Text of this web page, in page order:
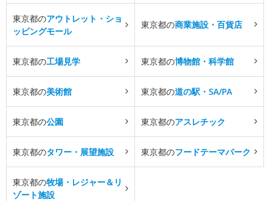
東京都のアウトレット・ショ
ッピングモール
東京都の商業施設・百貨店
東京都の工場見学 東京都の博物館・科学館
東京都の美術館 東京都の道の駅・SA/PA
東京都の公園 東京都のアスレチック
東京都のタワー・展望施設 東京都のフードテーマパーク
東京都の牧場・レジャー＆リ
ゾート施設